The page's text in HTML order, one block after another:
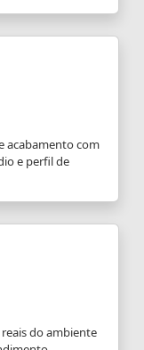
acabamento com
e perfil de
do ambiente